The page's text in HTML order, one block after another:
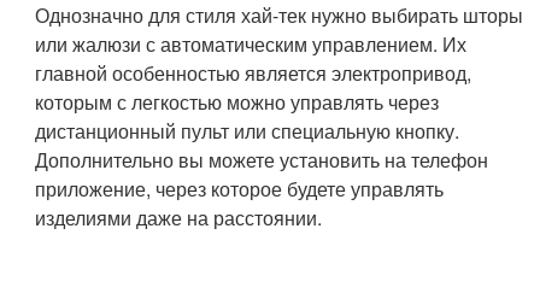
Однозначно для стиля хай-тек нужно выбирать шторы
или жалюзи с автоматическим управлением. Их
главной особенностью является электропривод,
которым с легкостью можно управлять через
дистанционный пульт или специальную кнопку.
Дополнительно вы можете установить на телефон
приложение, через которое будете управлять
изделиями даже на расстоянии.